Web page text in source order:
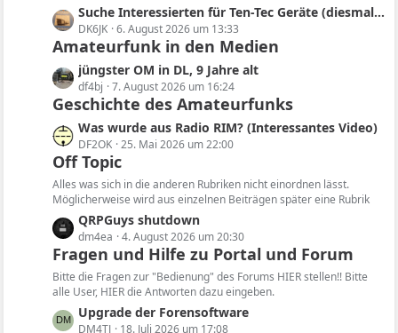
L
e
t
z
t
e
e
i
t
r
ä
g
e
Suche Interessierten für Ten-Tec Geräte (diesmal nicht Triton oder Argonaut II sondern Argosy II)
DK6JK 6. August 2026 um 13:33
Amateurfunk in den Medien
L
e
t
z
t
e
B
e
t
r
ä
g
e
jüngster OM in DL, 9 Jahre alt
df4bj 7. August 2026 um 16:24
Geschichte des Amateurfunks
L
e
t
z
t
e
B
e
i
t
ä
Was wurde aus Radio RIM? (Interessantes Video)
DF2OK 25. Mai 2026 um 22:00
Off Topic
Alles was sich in die anderen Rubriken nicht einordnen lässt.
Möglicherweise wird aus einzelnen Beiträgen später eine Rubrik
L
e
t
z
t
e
B
QRPGuys shutdown
dm4ea 4. August 2026 um 20:30
Fragen und Hilfe zu Portal und Forum
Bitte die Fragen zur "Bedienung" des Forums HIER stellen!! Bitte
alle User, HIER die Antworten dazu eingeben.
L
Upgrade der Forensoftware
DM4TJ 18. Juli 2026 um 17:08